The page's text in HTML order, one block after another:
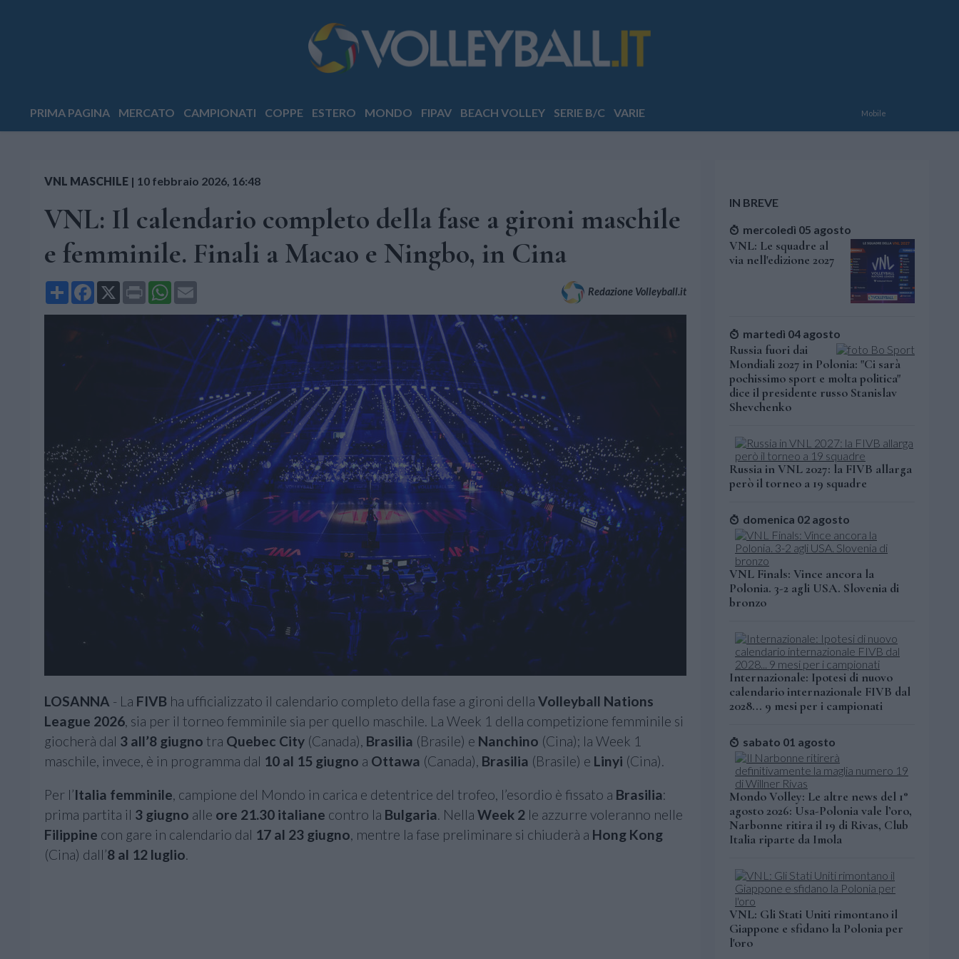
PRIMA PAGINA MERCATO CAMPIONATI COPPE ESTERO MONDO FIPAV BEACH VOLLEY SERIE B/C VARIE Mobile
VNL MASCHILE | 10 febbraio 2026, 16:48
VNL: Il calendario completo della fase a gironi maschile
e femminile. Finali a Macao e Ningbo, in Cina
Share Facebook
X Print WhatsApp Redazione Volleyball.it
LOSANNA - La FIVB ha ufficializzato il calendario completo della fase a gironi della Volleyball Nations
League 2026, sia per il torneo femminile sia per quello maschile. La Week 1 della competizione femminile si
giocherà dal 3 all’8 giugno tra Quebec City (Canada), Brasilia (Brasile) e Nanchino (Cina); la Week 1
maschile, invece, è in programma dal 10 al 15 giugno a Ottawa (Canada), Brasilia (Brasile) e Linyi (Cina).
Per l’Italia femminile, campione del Mondo in carica e detentrice del trofeo, l’esordio è fissato a Brasilia:
prima partita il 3 giugno alle ore 21.30 italiane contro la Bulgaria. Nella Week 2 le azzurre voleranno nelle
Filippine con gare in calendario dal 17 al 23 giugno, mentre la fase preliminare si chiuderà a Hong Kong
(Cina) dall’8 al 12 luglio.
IN BREVE
mercoledì 05 agosto
VNL: Le squadre al
via nell'edizione 2027
martedì 04 agosto
Russia fuori dai
Mondiali 2027 in Polonia: "Ci sarà
pochissimo sport e molta politica"
dice il presidente russo Stanislav
Shevchenko
Russia in VNL 2027: la FIVB allarga
però il torneo a 19 squadre
domenica 02 agosto
VNL Finals: Vince ancora la
Polonia. 3-2 agli USA. Slovenia di
bronzo
Internazionale: Ipotesi di nuovo
calendario internazionale FIVB dal
2028... 9 mesi per i campionati
sabato 01 agosto
Mondo Volley: Le altre news del 1°
agosto 2026: Usa-Polonia vale l’oro,
Narbonne ritira il 19 di Rivas, Club
Italia riparte da Imola
VNL: Gli Stati Uniti rimontano il
Giappone e sfidano la Polonia per
l'oro